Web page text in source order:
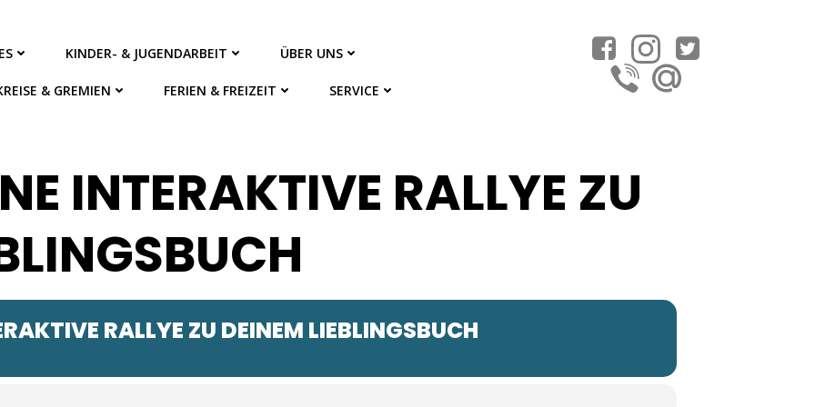
KINDER- & JUGENDARBEIT ÜBER UNS
& GREMIEN FERIEN & FREIZEIT SERVICE
INTERAKTIVE RALLYE ZU
RALLYE ZU DEINEM LIEBLINGSBUCH